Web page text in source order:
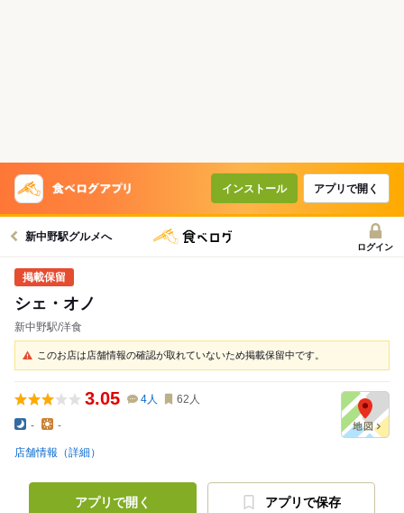
インストール アプリで開く
新中野駅グルメへ
ログイン
シェ・オノ
新中野駅/洋食
このお店は店舗情報の確認が取れていないため掲載保留中です。
3.05 4人 62 人
- -
店舗情報（詳細）
アプリで開く アプリで保存